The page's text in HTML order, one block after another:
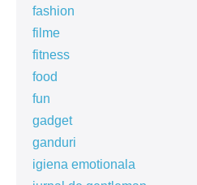
fashion
filme
fitness
food
fun
gadget
ganduri
igiena emotionala